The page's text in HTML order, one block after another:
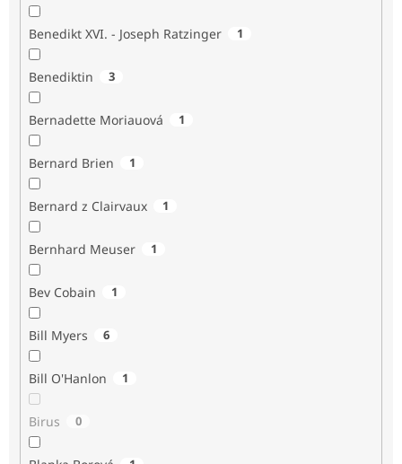
Benedikt XVI. - Joseph Ratzinger 1
Benediktin 3
Bernadette Moriauová 1
Bernard Brien 1
Bernard z Clairvaux 1
Bernhard Meuser 1
Bev Cobain 1
Bill Myers 6
Bill O'Hanlon 1
Birus 0